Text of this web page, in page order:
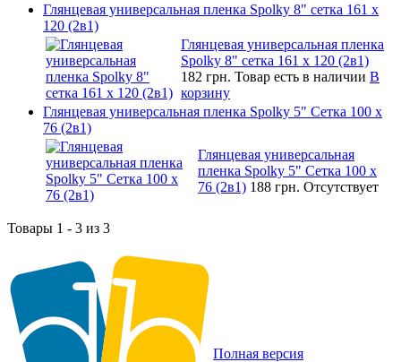
Глянцевая универсальная пленка Spolky 8" сетка 161 х
120 (2в1)
Глянцевая универсальная пленка
Spolky 8" сетка 161 х 120 (2в1)
182 грн. Товар есть в наличии В
корзину
Глянцевая универсальная пленка Spolky 5" Сетка 100 x
76 (2в1)
Глянцевая универсальная
пленка Spolky 5" Сетка 100 x
76 (2в1) 188 грн. Отсутствует
Товары 1 - 3 из 3
Полная версия